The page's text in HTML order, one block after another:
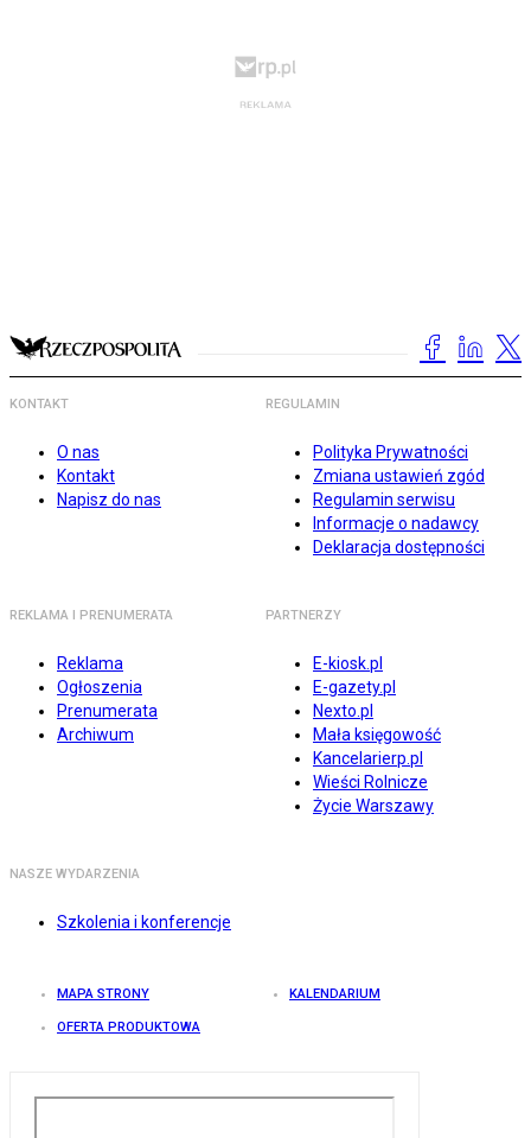
KONTAKT
O nas
Kontakt
Napisz do nas
REGULAMIN
Polityka Prywatności
Zmiana ustawień zgód
Regulamin serwisu
Informacje o nadawcy
Deklaracja dostępności
REKLAMA I PRENUMERATA
Reklama
Ogłoszenia
Prenumerata
Archiwum
PARTNERZY
E-kiosk.pl
E-gazety.pl
Nexto.pl
Mała księgowość
Kancelarierp.pl
Wieści Rolnicze
Życie Warszawy
NASZE WYDARZENIA
Szkolenia i konferencje
MAPA STRONY KALENDARIUM
OFERTA PRODUKTOWA